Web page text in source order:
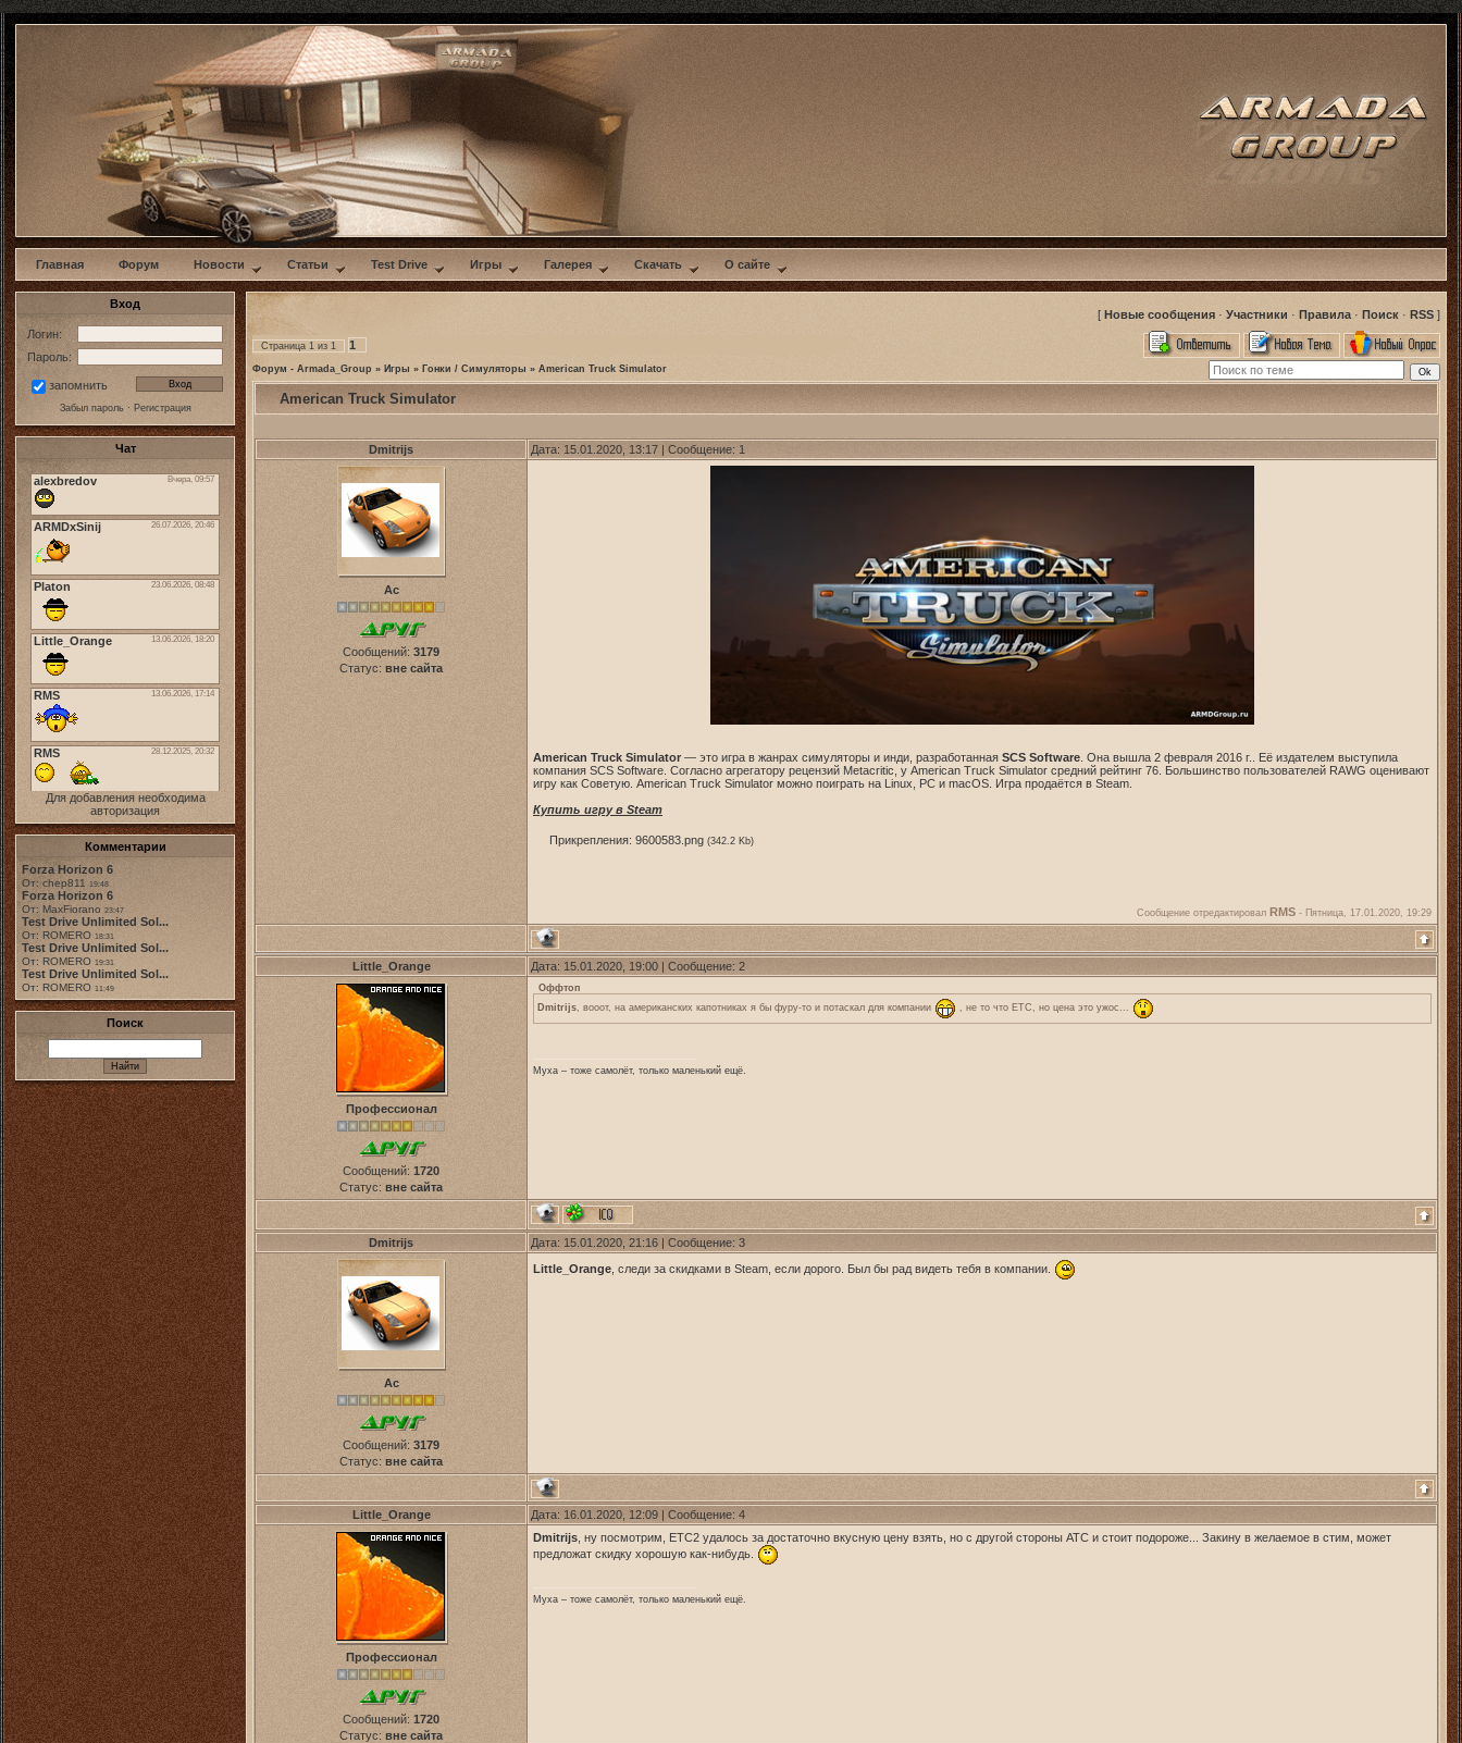
w
Главная Форум Новости Статьи Test Drive Игры Галерея Скачать О сайте
Вход
Логин:
Пароль:
запомнить
Забыл пароль· Регистрация
Чат
Для добавления необходима
авторизация
Комментарии
Forza Horizon 6
От: chep811 19:48
Forza Horizon 6
От: MaxFiorano 23:47
Test Drive Unlimited Sol...
От: ROMERO 18:31
Test Drive Unlimited Sol...
От: ROMERO 19:31
Test Drive Unlimited Sol...
От: ROMERO 11:49
Поиск
[ Новые сообщения · Участники · Правила · Поиск · RSS ]
Страница 1 из 1 1
Форум - Armada_Group » Игры » Гонки / Симуляторы » American Truck Simulator
American Truck Simulator
Dmitrijs Дата: 15.01.2020, 13:17 | Сообщение: 1
Ас
Сообщений: 3179
Статус: вне сайта
American Truck Simulator — это игра в жанрах симуляторы и инди, разработанная SCS Software . Она вышла 2 февраля 2016 г.. Её издателем выступила
компания SCS Software. Согласно агрегатору рецензий Metacritic, у American Truck Simulator средний рейтинг 76. Большинство пользователей RAWG оценивают
игру как Советую. American Truck Simulator можно поиграть на Linux, PC и macOS. Игра продаётся в Steam.
Купить игру в Steam
Прикрепления: 9600583.png (342.2 Kb)
Сообщение отредактировал RMS - Пятница, 17.01.2020, 19:29
Little_Orange Дата: 15.01.2020, 19:00 | Сообщение: 2
Профессионал
Сообщений: 1720
Статус: вне сайта
Оффтоп
Dmitrijs, вооот, на американских капотниках я бы фуру-то и потаскал для компании , не то что ЕТС, но цена это ужос...
Муха – тоже самолёт, только маленький ещё.
Dmitrijs Дата: 15.01.2020, 21:16 | Сообщение: 3
Ас
Сообщений: 3179
Статус: вне сайта
Little_Orange , следи за скидками в Steam, если дорого. Был бы рад видеть тебя в компании.
Little_Orange Дата: 16.01.2020, 12:09 | Сообщение: 4
Профессионал
Сообщений: 1720
Статус: вне сайта
Dmitrijs , ну посмотрим, ЕТС2 удалось за достаточно вкусную цену взять, но с другой стороны АТС и стоит подороже... Закину в желаемое в стим, может
предложат скидку хорошую как-нибудь.
Муха – тоже самолёт, только маленький ещё.